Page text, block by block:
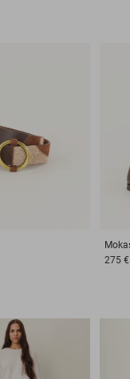
275 €